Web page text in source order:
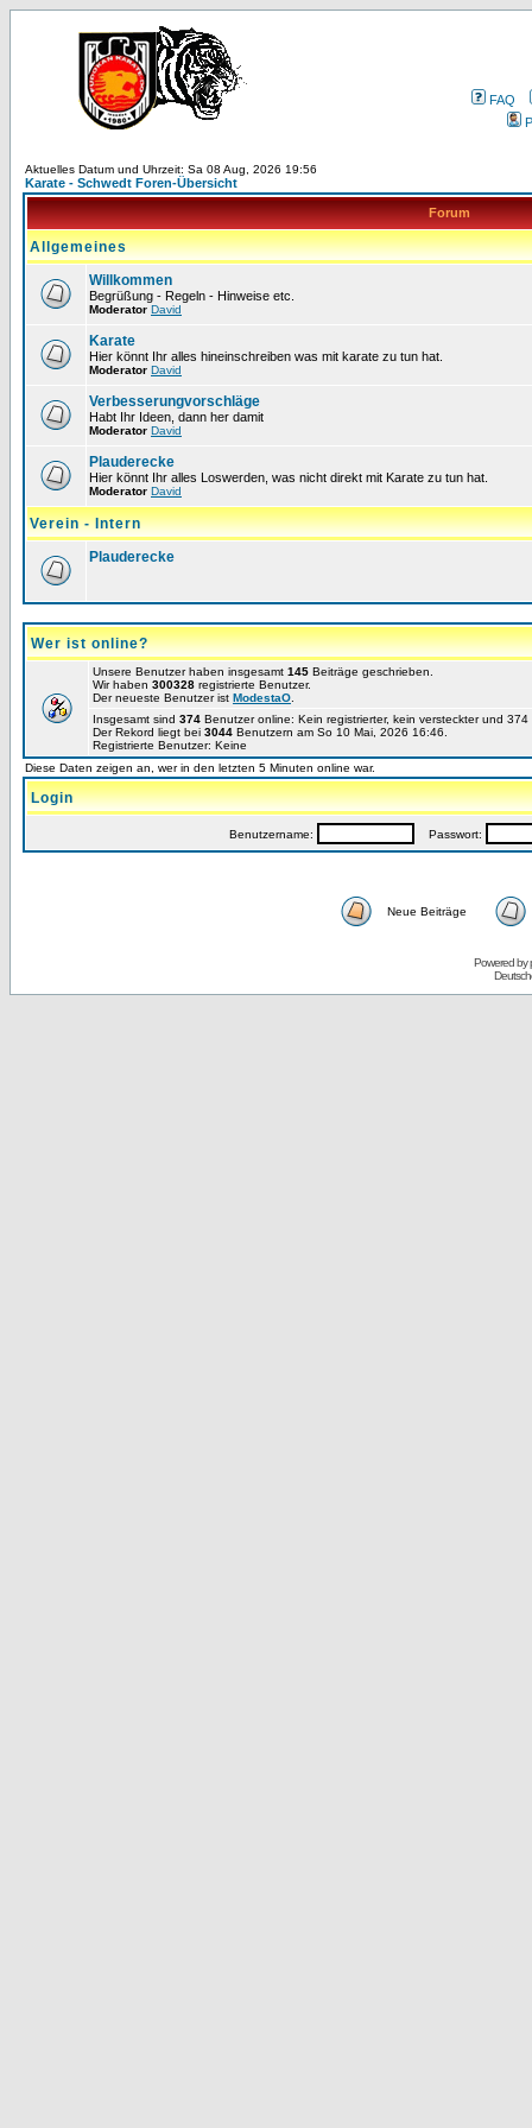
FAQ
Aktuelles Datum und Uhrzeit: Sa 08 Aug, 2026 19:56
Karate - Schwedt Foren-Übersicht
Forum
Allgemeines
Willkommen
Begrüßung - Regeln - Hinweise etc.
Moderator David
Karate
Hier könnt Ihr alles hineinschreiben was mit karate zu tun hat.
Moderator David
Verbesserungvorschläge
Habt Ihr Ideen, dann her damit
Moderator David
Plauderecke
Hier könnt Ihr alles Loswerden, was nicht direkt mit Karate zu tun hat.
Moderator David
Verein - Intern
Plauderecke
Wer ist online?
Unsere Benutzer haben insgesamt 145 Beiträge geschrieben.
Wir haben 300328 registrierte Benutzer.
Der neueste Benutzer ist ModestaO
Insgesamt sind 374 Benutzer online: Kein registrierter, kein versteckter und
Der Rekord liegt bei 3044 Benutzern am So 10 Mai, 2026 16:46.
Registrierte Benutzer: Keine
Diese Daten zeigen an, wer in den letzten 5 Minuten online war.
Login
Benutzername: Passwort:
Neue Beiträge
Powered by